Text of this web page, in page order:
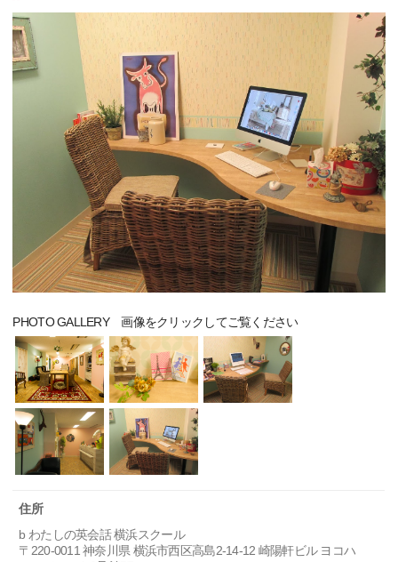
PHOTO GALLERY 画像をクリックしてご覧ください
住所
b わたしの英会話 横浜スクール
〒220-0011 神奈川県 横浜市西区高島2-14-12 崎陽軒ビル ヨコハ